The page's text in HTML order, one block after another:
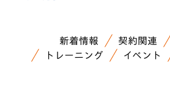
新着情報 契約関連
トレーニング
イベント